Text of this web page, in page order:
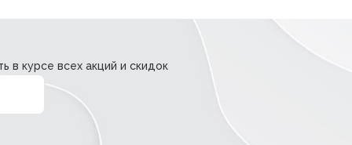
в курсе всех акций и скидок